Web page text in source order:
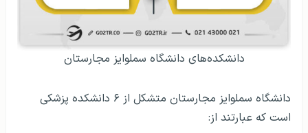
دانشکده‌های دانشگاه سملوایز مجارستان
دانشگاه سملوایز مجارستان متشکل از ۶ دانشکده پزشکی
است که عبارتند از: